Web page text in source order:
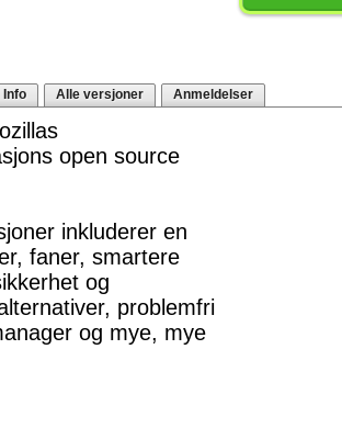
Info Alle versjoner Anmeldelser
open source
inkluderer en
faner, smartere
og
problemfri
og mye, mye